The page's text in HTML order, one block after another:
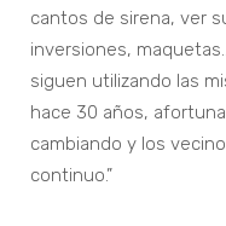
cantos de sirena, ver
inversiones,
siguen utilizando las
hace 30 años,
cambiando y los
continuo.”